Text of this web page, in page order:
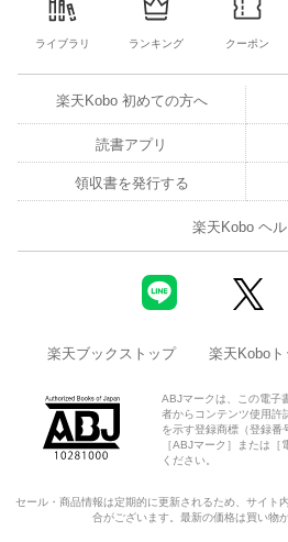
ライブラリ ランキング クーポン
楽天Kobo 初めての方へ
読書アプリ
領収書を発行する
楽天Kobo ヘ
楽天ブックストップ 楽天Koboト
ABJマークは、この電子
者からコンテンツ使用許
を示す登録商標（登録
［ABJマーク］または
ください。
セール・商品情報は定期的に更新されるため、サイト
合がございます。最新の価格は買い物